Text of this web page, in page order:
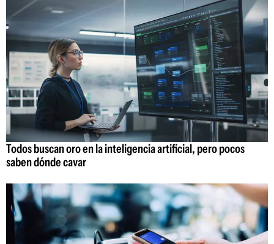
Todos buscan oro en la inteligencia artificial, pero pocos
saben dónde cavar